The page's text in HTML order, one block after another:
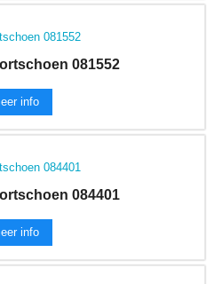
081552
info
084401
info